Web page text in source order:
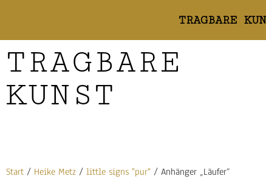
TRAGBARE
TRAGBARE
KUNST
Start / Heike Metz / little signs "pur" / Anhänger „Läufer“